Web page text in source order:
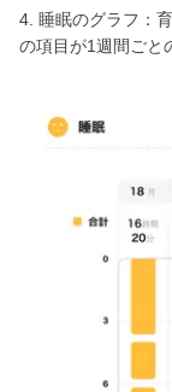
4. 睡眠のグラフ：
の項目が1週間ごと